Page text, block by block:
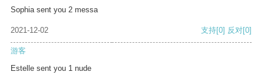
Sophia sent you 2 messa
2021-12-02 支持[0] 反对[0]
游客
Estelle sent you 1 nude